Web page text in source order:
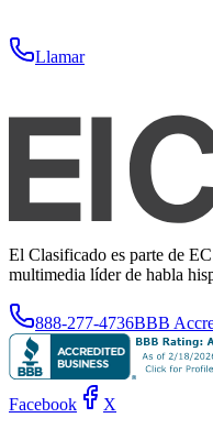
Llamar
El Clasificado es parte de
multimedia líder de habla
888-277-4736BBB
Facebook X